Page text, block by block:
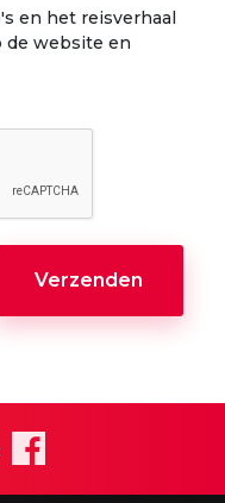
en het reisverhaal
de website en